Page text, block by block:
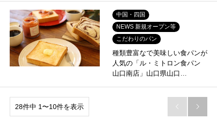
中国・四国
NEWS 新規オープン等
こだわりのパン
種類豊富なで美味しい食パンが
人気の「ル・ミトロン食パン
山口南店」山口県山口…
28件中 1〜10件を表示  